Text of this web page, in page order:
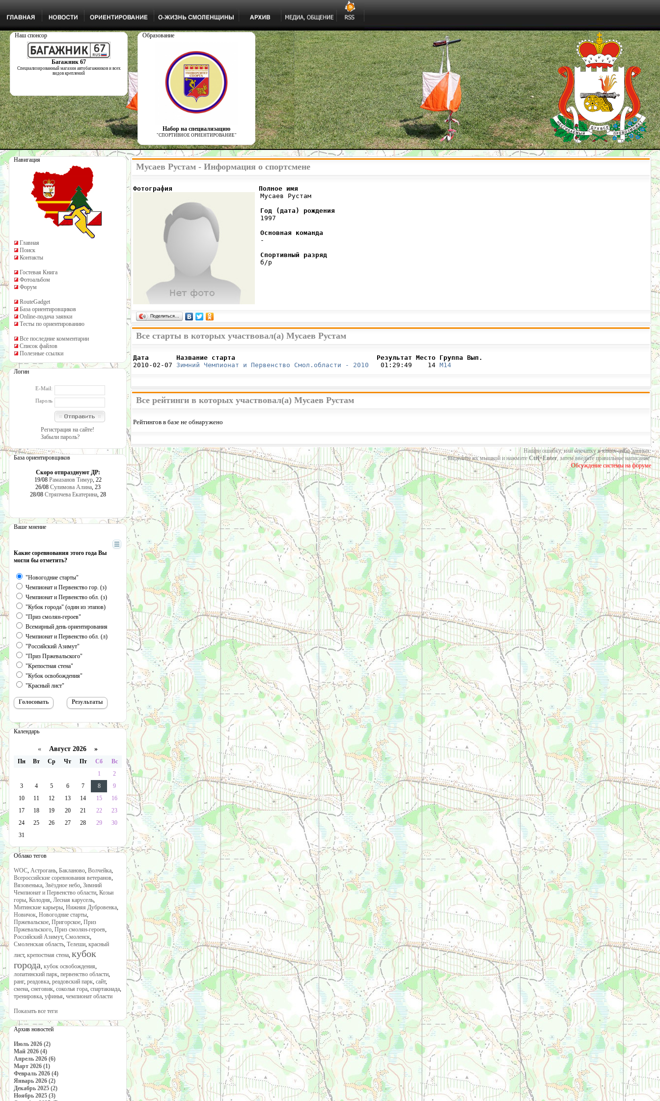
Наш спонсор
Багажник 67
Специализированный магазин автобагажников и всех
видов креплений
Образование
Набор на специализацию
"СПОРТИВНОЕ ОРИЕНТИРОВАНИЕ"
Навигация
Главная
Поиск
Контакты
Гостевая Книга
Фотоальбом
Форум
RouteGadget
База ориентировщиков
Online-подача заявки
Тесты по ориентированию
Все последние комментарии
Список файлов
Полезные ссылки
Логин
E-Mail:
Пароль
Регистрация на сайте!
Забыли пароль?
База ориентировщиков
Скоро отпразднуют ДР:
19/08 Рамазанов Тимур, 22
26/08 Сулимова Алина, 23
28/08 Стряпчева Екатерина, 28
Ваше мнение
Какие соревнования этого года Вы
могли бы отметить?
"Новогодние старты"
Чемпионат и Первенство гор. (з)
Чемпионат и Первенство обл. (з)
"Кубок города" (один из этапов)
"Приз смолян-героев"
Всемирный день ориентирования
Чемпионат и Первенство обл. (л)
"Российский Азимут"
"Приз Пржевальского"
"Крепостная стена"
"Кубок освобождения"
"Красный лист"
Календарь
« Август 2026 »
Пн Вт Ср Чт Пт Сб
Вс
1
2
3
4 5 6 7 8
9
10
11 12 13 14 15
16
17
18 19 20 21 22
23
24
25 26 27 28 29
30
31
Облако тегов
WOC, Астрогань, Бакланово, Волчейка,
Всероссийские соревнования ветеранов,
Вязовенька, Звёздное небо, Зимний
Чемпионат и Первенство области, Козьи
горы, Колодня, Лесная карусель,
Митинские карьеры, Нижняя Дубровенка,
Новичок, Новогодние старты,
Пржевальское, Пригорское, Приз
Пржевальского, Приз смолян-героев,
Российский Азимут, Смоленск,
Смоленская область, Телеши, красный
лист, крепостная стена, кубок
города, кубок освобождения,
лопатинский парк, первенство области,
ранг, реадовка, реадовский парк, сайт,
смена, снеговик, соколья гора, спартакиада,
тренировка, уфинья, чемпионат области
Показать все теги
Архив новостей
Июль 2026 (2)
Май 2026 (4)
Апрель 2026 (6)
Март 2026 (1)
Февраль 2026 (4)
Январь 2026 (2)
Декабрь 2025 (2)
Ноябрь 2025 (3)
Мусаев Рустам - Информация о спортсмене
Фотография                      Полное имя
Мусаев Рустам
Год (дата) рождения
1997
Основная команда
-
Спортивный разряд
б/р
Поделиться…
Все старты в которых участвовал(а) Мусаев Рустам
Дата       Название старта                                    Результат Место Группа Вып.
2010-02-07 Зимний Чемпионат и Первенство Смол.области - 2010
   01:29:49    14
М14
Все рейтинги в которых участвовал(а) Мусаев Рустам
Рейтингов в базе не обнаружено
Нашли ошибку, или опечатку в каких-либо данных:
выделите их мышкой и нажмите Ctrl+Enter, затем введите правильное написание.
Обсуждение системы на форуме